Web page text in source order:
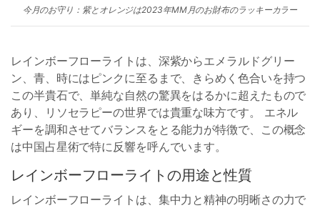
今月のお守り：紫とオレンジは2023年MM月のお財布のラッキーカラー
レインボーフローライトは、深紫からエメラルドグリー
ン、青、時にはピンクに至るまで、きらめく色合いを持つ
この半貴石で、単純な自然の驚異をはるかに超えたもので
あり、リソセラピーの世界では貴重な味方です。 エネル
ギーを調和させてバランスをとる能力が特徴で、この概念
は中国占星術で特に反響を呼んでいます。
レインボーフローライトの用途と性質
レインボーフローライトは、集中力と精神の明晰さの力で